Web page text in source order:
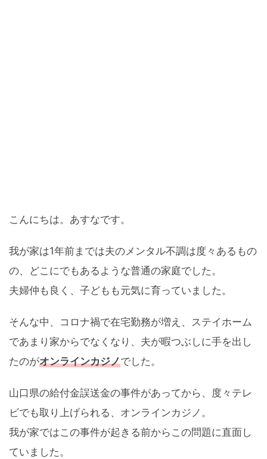
こんにちは。あすなです。
我が家は1年前までは夫のメンタル不調は度々あるもの
の、どこにでもあるような普通の家庭でした。
夫婦仲も良く、子どもも元気に育っていました。
そんな中、コロナ禍で在宅勤務が増え、ステイホーム
であまり家からでなくなり、夫が暇つぶしに手を出し
たのがオンラインカジノでした。
山口県の給付金誤送金の事件があってから、度々テレ
ビでも取り上げられる、オンラインカジノ。
我が家ではこの事件が起きる前からこの問題に直面し
ていました。